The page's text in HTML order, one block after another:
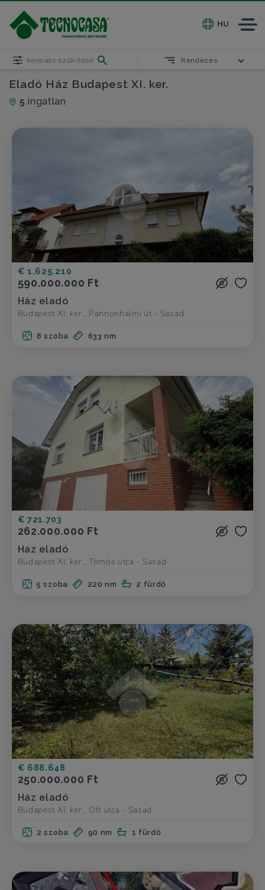
HU
Eladó Ház Budapest XI. ker.
5 ingatlan
Keresés szűkítése Rendezés
€ 1.625.210
590.000.000 Ft
Ház eladó
Budapest XI. ker., Pannonhalmi út - Sasad
8 szoba 633 nm
€ 721.703
262.000.000 Ft
Ház eladó
Budapest XI. ker., Tömös utca - Sasad
5 szoba 220 nm 2 fürdő
€ 688.648
250.000.000 Ft
Ház eladó
Budapest XI. ker., Olt utca - Sasad
2 szoba 90 nm 1 fürdő